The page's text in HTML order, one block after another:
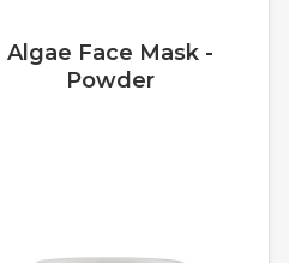
Algae Face Mask -
Powder